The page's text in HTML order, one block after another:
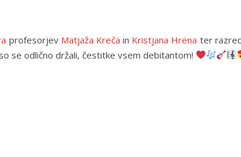
profesorjev Matjaža Kreča in Kristjana Hrena ter
se odlično držali, čestitke vsem debitantom!